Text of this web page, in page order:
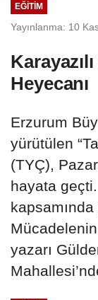
EĞITIM
Yayınlanma: 10
Heyecanı
Erzurum
yürütülen
(TYÇ),
hayata
yazarı